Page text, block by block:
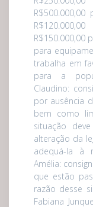
R$150.000,00
para
trabalha em
para a
Claudino:
por ausência
bem como
situação
alteração da
adequá-la à
Amélia:
que estão
razão desse
Fabiana